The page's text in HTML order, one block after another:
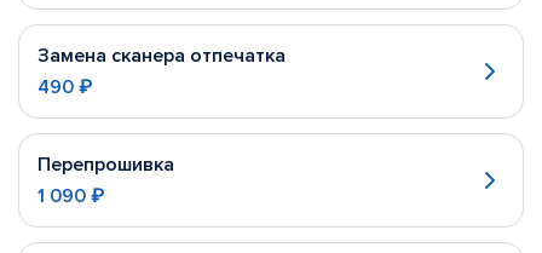
Замена сканера отпечатка
490 ₽
Перепрошивка
1 090 ₽